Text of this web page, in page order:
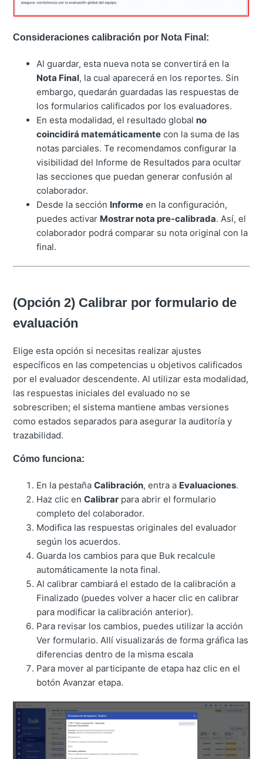
Consideraciones calibración por Nota Final:
Al guardar, esta nueva nota se convertirá en la
Nota Final, la cual aparecerá en los reportes. Sin
embargo, quedarán guardadas las respuestas de
los formularios calificados por los evaluadores.
En esta modalidad, el resultado global no
coincidirá matemáticamente con la suma de las
notas parciales. Te recomendamos configurar la
visibilidad del Informe de Resultados para ocultar
las secciones que puedan generar confusión al
colaborador.
Desde la sección Informe en la configuración,
puedes activar Mostrar nota pre-calibrada. Así, el
colaborador podrá comparar su nota original con la
final.
(Opción 2) Calibrar por formulario de
evaluación
Elige esta opción si necesitas realizar ajustes
específicos en las competencias u objetivos calificados
por el evaluador descendente.Al utilizar esta modalidad,
las respuestas iniciales del evaluado no se
sobrescriben; el sistema mantiene ambas versiones
como estados separados para asegurar la auditoría y
trazabilidad.
Cómo funciona:
En la pestañaCalibración, entra a Evaluaciones.
Haz clic enCalibrar para abrir el formulario
completo del colaborador.
Modifica las respuestas originales del evaluador
según los acuerdos.
Guarda los cambios para que Buk recalcule
automáticamente la nota final.
Al calibrar cambiará el estado de la calibración a
Finalizado (puedes volver a hacer clic en calibrar
para modificar la calibración anterior).
Para revisar los cambios, puedes utilizar la acción
Ver formulario. Allí visualizarás de forma gráfica las
diferencias dentro de la misma escala
Para mover al participante de etapa haz clic en el
botón Avanzar etapa.